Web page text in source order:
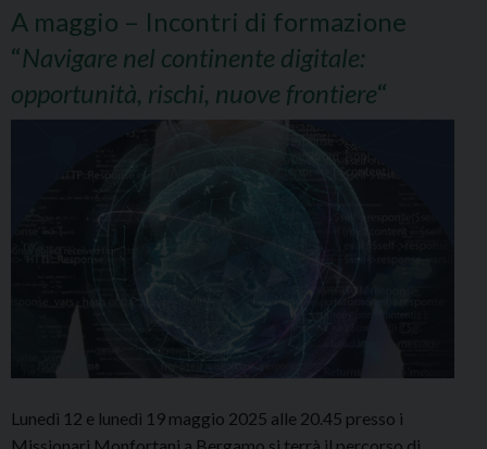
A maggio – Incontri di formazione
“Navigare nel continente digitale:
opportunità, rischi, nuove frontiere“
Lunedì 12 e lunedì 19 maggio 2025 alle 20.45 presso i